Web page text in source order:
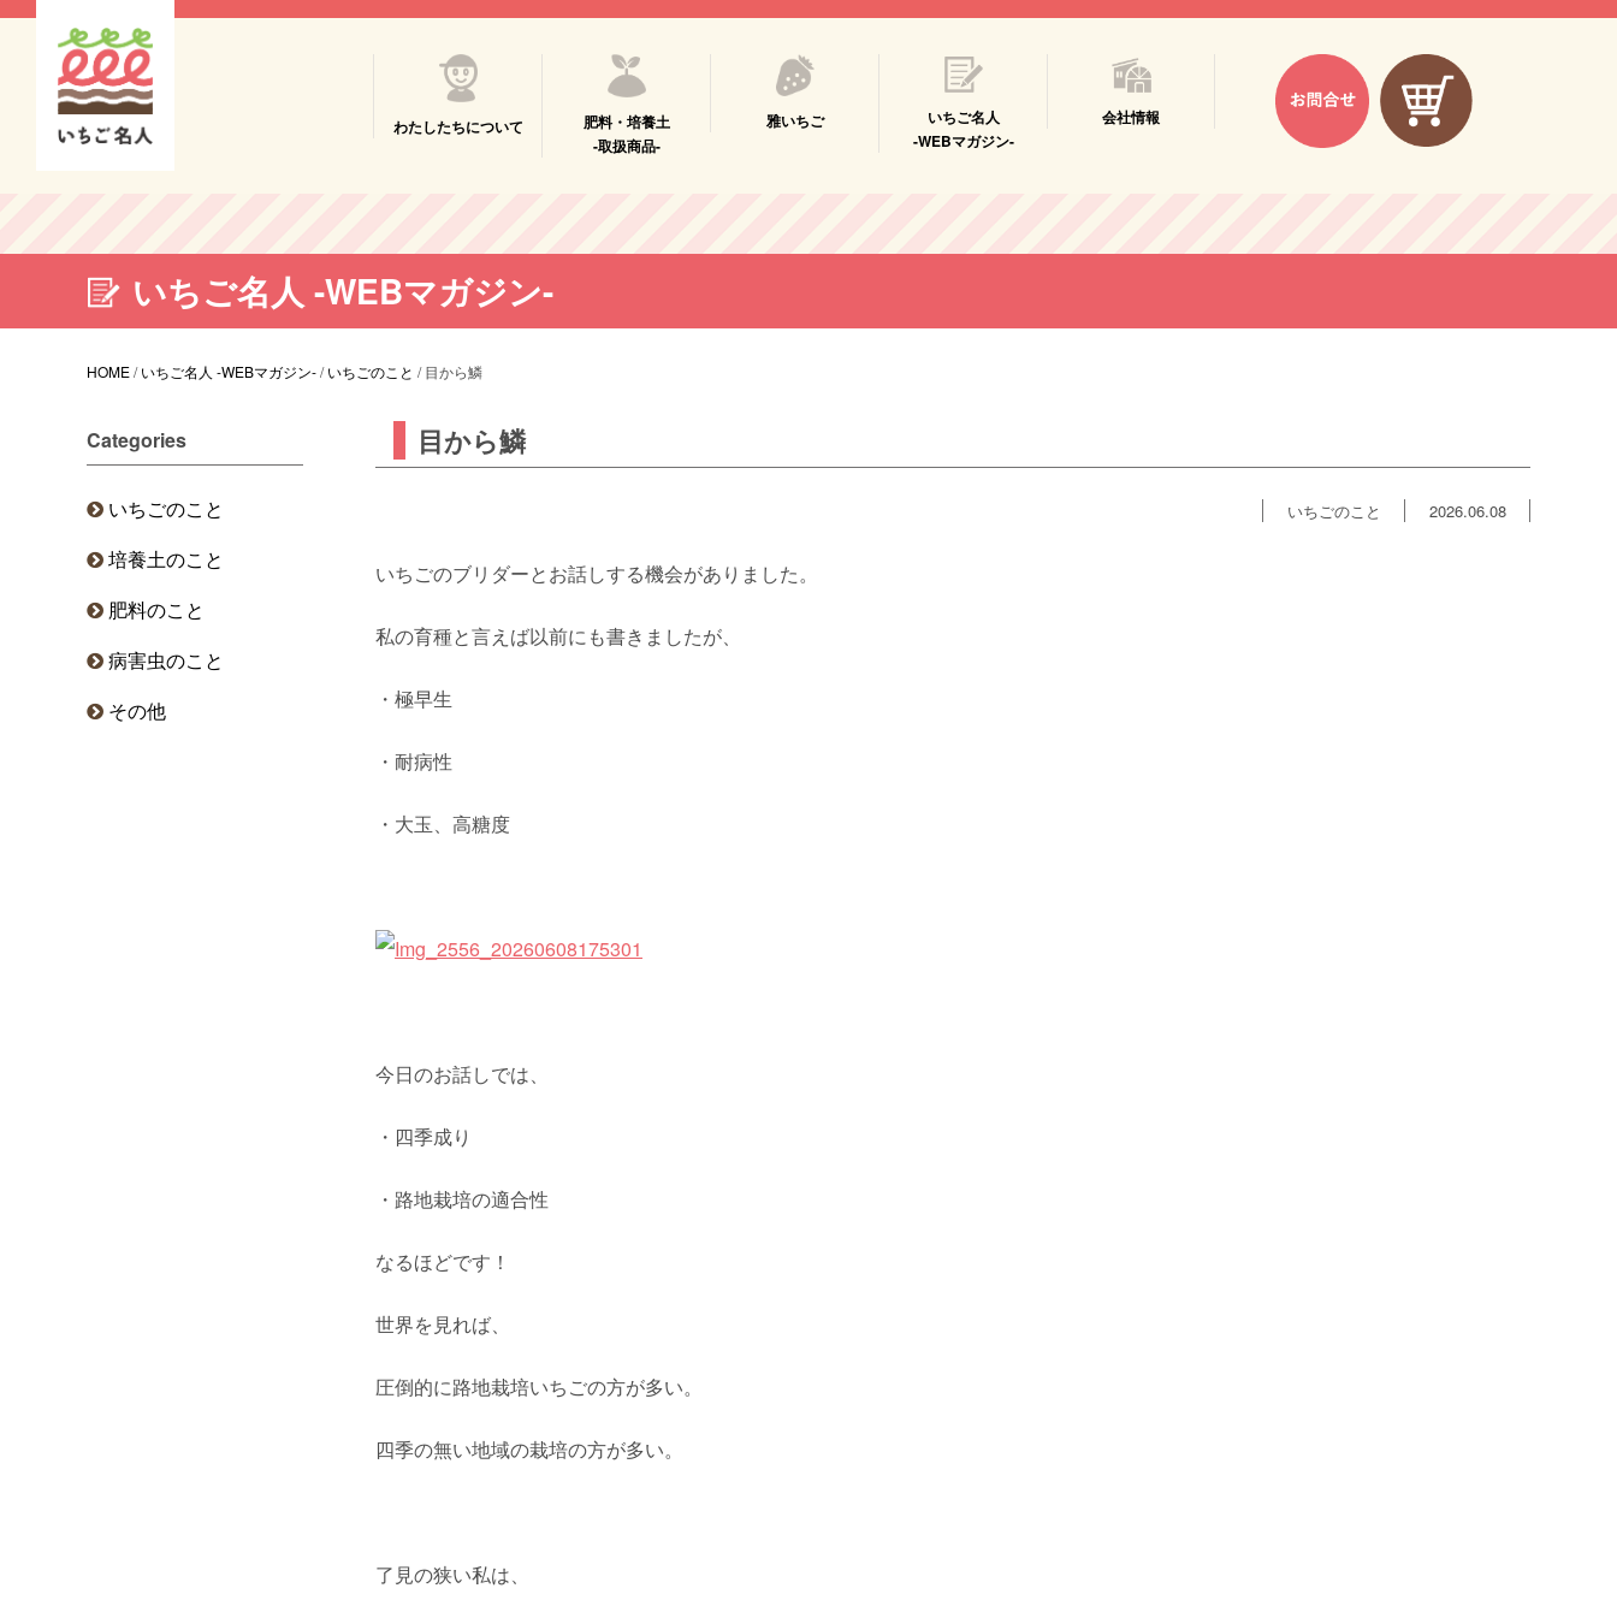
わたしたちについて
肥料・培養土
-取扱商品-
雅いちご
いちご名人
-WEBマガジン-
会社情報
いちご名人 -WEBマガジン-
HOME/いちご名人 -WEBマガジン-/いちごのこと /目から鱗
目から鱗
いちごのこと 2026.06.08
いちごのブリダーとお話しする機会がありました。
私の育種と言えば以前にも書きましたが、
・極早生
・耐病性
・大玉、高糖度
今日のお話しでは、
・四季成り
・路地栽培の適合性
なるほどです！
世界を見れば、
圧倒的に路地栽培いちごの方が多い。
四季の無い地域の栽培の方が多い。
了見の狭い私は、
Categories
いちごのこと
培養土のこと
肥料のこと
病害虫のこと
その他